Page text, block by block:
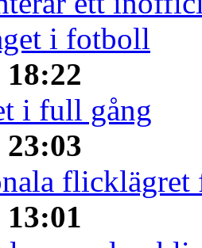
i fotboll
18:22
i full gång
23:03